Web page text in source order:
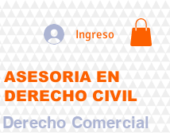
Ingreso
ASESORIA EN
DERECHO CIVIL
Derecho Comercial